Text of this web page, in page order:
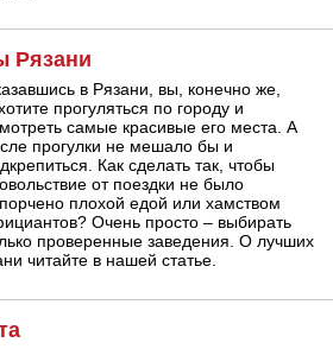
Рязани
в Рязани, вы, конечно же,
прогуляться по городу и
самые красивые его места. А
прогулки не мешало бы и
Как сделать так, чтобы
от поездки не было
плохой едой или хамством
Очень просто – выбирать
проверенные заведения. О лучших
читайте в нашей статье.